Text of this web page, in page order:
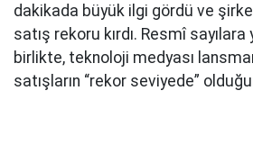
dakikada büyük ilgi gördü ve
satış rekoru kırdı. Resmî
birlikte, teknoloji medyası
satışların “rekor seviyede”